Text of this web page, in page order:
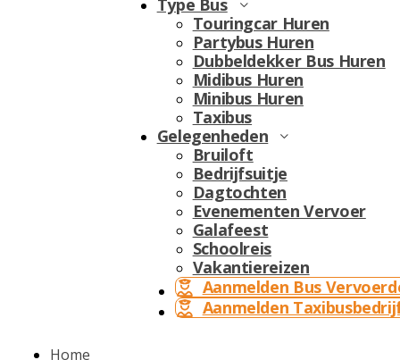
Type Bus
Touringcar Huren
Partybus Huren
Dubbeldekker Bus Huren
Midibus Huren
Minibus Huren
Taxibus
Gelegenheden
Bruiloft
Bedrijfsuitje
Dagtochten
Evenementen Vervoer
Galafeest
Schoolreis
Vakantiereizen
Aanmelden Bus
Aanmelden
Home